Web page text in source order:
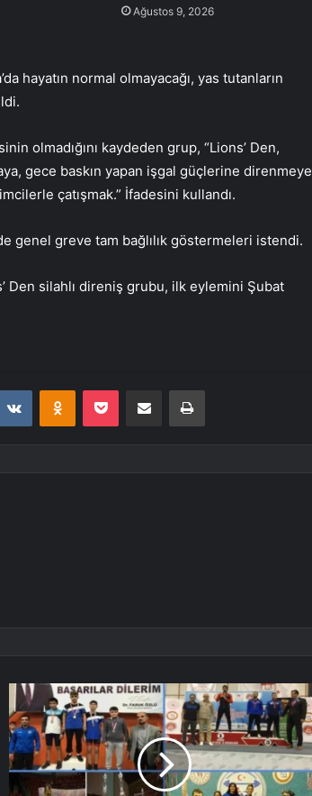
Ağustos 9, 2026
hayatın normal olmayacağı, yas tutanların
olmadığını kaydeden grup, “Lions’ Den,
gece baskın yapan işgal güçlerine direnmeye
çatışmak.” İfadesini kullandı.
genel greve tam bağlılık göstermeleri istendi.
Den silahlı direniş grubu, ilk eylemini Şubat
VKontakteOdnoklassniki
Pocket E-Posta ile paylaş Yazdır